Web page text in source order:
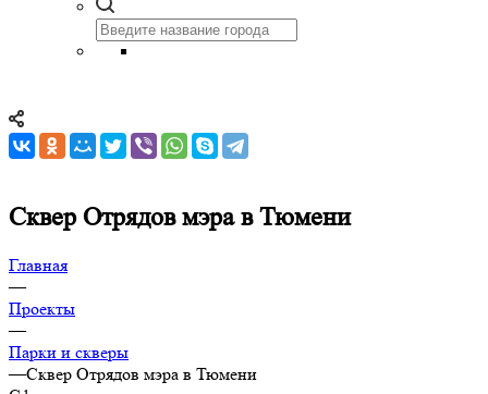
Сквер Отрядов мэра в Тюмени
Главная
—
Проекты
—
Парки и скверы
—Сквер Отрядов мэра в Тюмени